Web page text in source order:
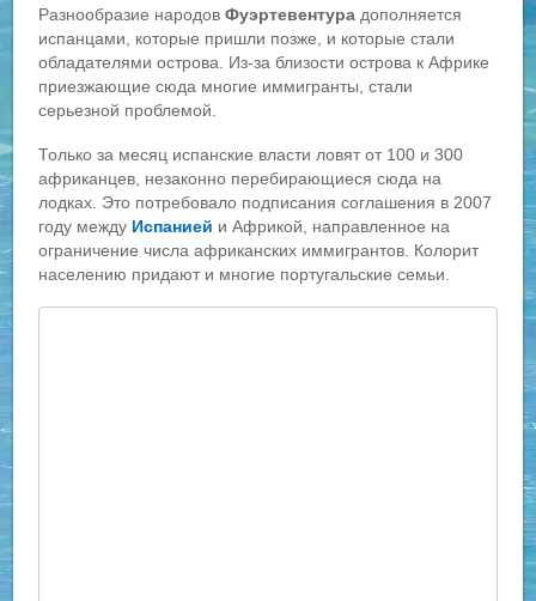
Разнообразие народовФуэртевентура дополняется
испанцами, которые пришли позже, и которые стали
обладателями острова. Из-за близости острова к Африке
приезжающие сюда многие иммигранты, стали
серьезной проблемой.
Только за месяц испанские власти ловят от 100 и 300
африканцев, незаконно перебирающиеся сюда на
лодках. Это потребовало подписания соглашения в 2007
году между Испанией и Африкой, направленное на
ограничение числа африканских иммигрантов. Колорит
населению придают и многие португальские семьи.